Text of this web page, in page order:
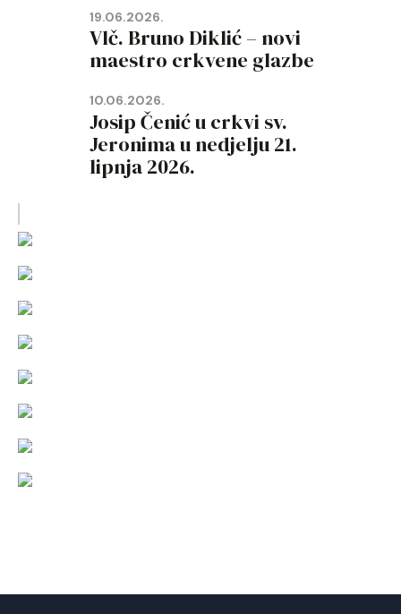
19.06.2026.
Vlč. Bruno Diklić – novi
maestro crkvene glazbe
10.06.2026.
Josip Čenić u crkvi sv.
Jeronima u nedjelju 21.
lipnja 2026.